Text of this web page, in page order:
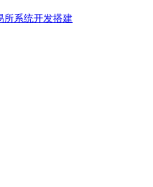
所系统开发搭建